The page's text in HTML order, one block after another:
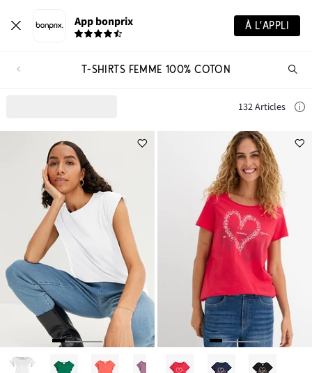
App bonprix À L’APPLI
T-SHIRTS FEMME 100% COTON
132 Articles